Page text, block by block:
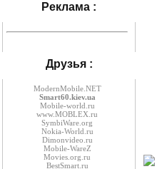
Реклама :
Друзья :
ModernMobile.NET
Smart60.kiev.ua
Mobile-world.ru
www.MOBLEX.ru
SymbiWare.org
Nokia-World.ru
Dimonvideo.ru
Mobile-WareZ
Movies.org.ru
BestSmart.ru